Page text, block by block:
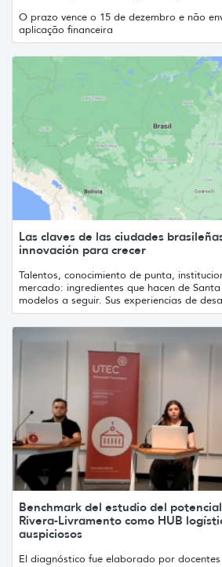
O prazo vence o 15 de dezembro e não
aplicação financeira
Las claves de las ciudades
innovación para crecer
Talentos, conocimiento de punta,
mercado: ingredientes que hacen de
modelos a seguir. Sus experiencias de
Benchmark del estudio del
Rivera-Livramento como HUB
auspiciosos
El diagnóstico fue elaborado por